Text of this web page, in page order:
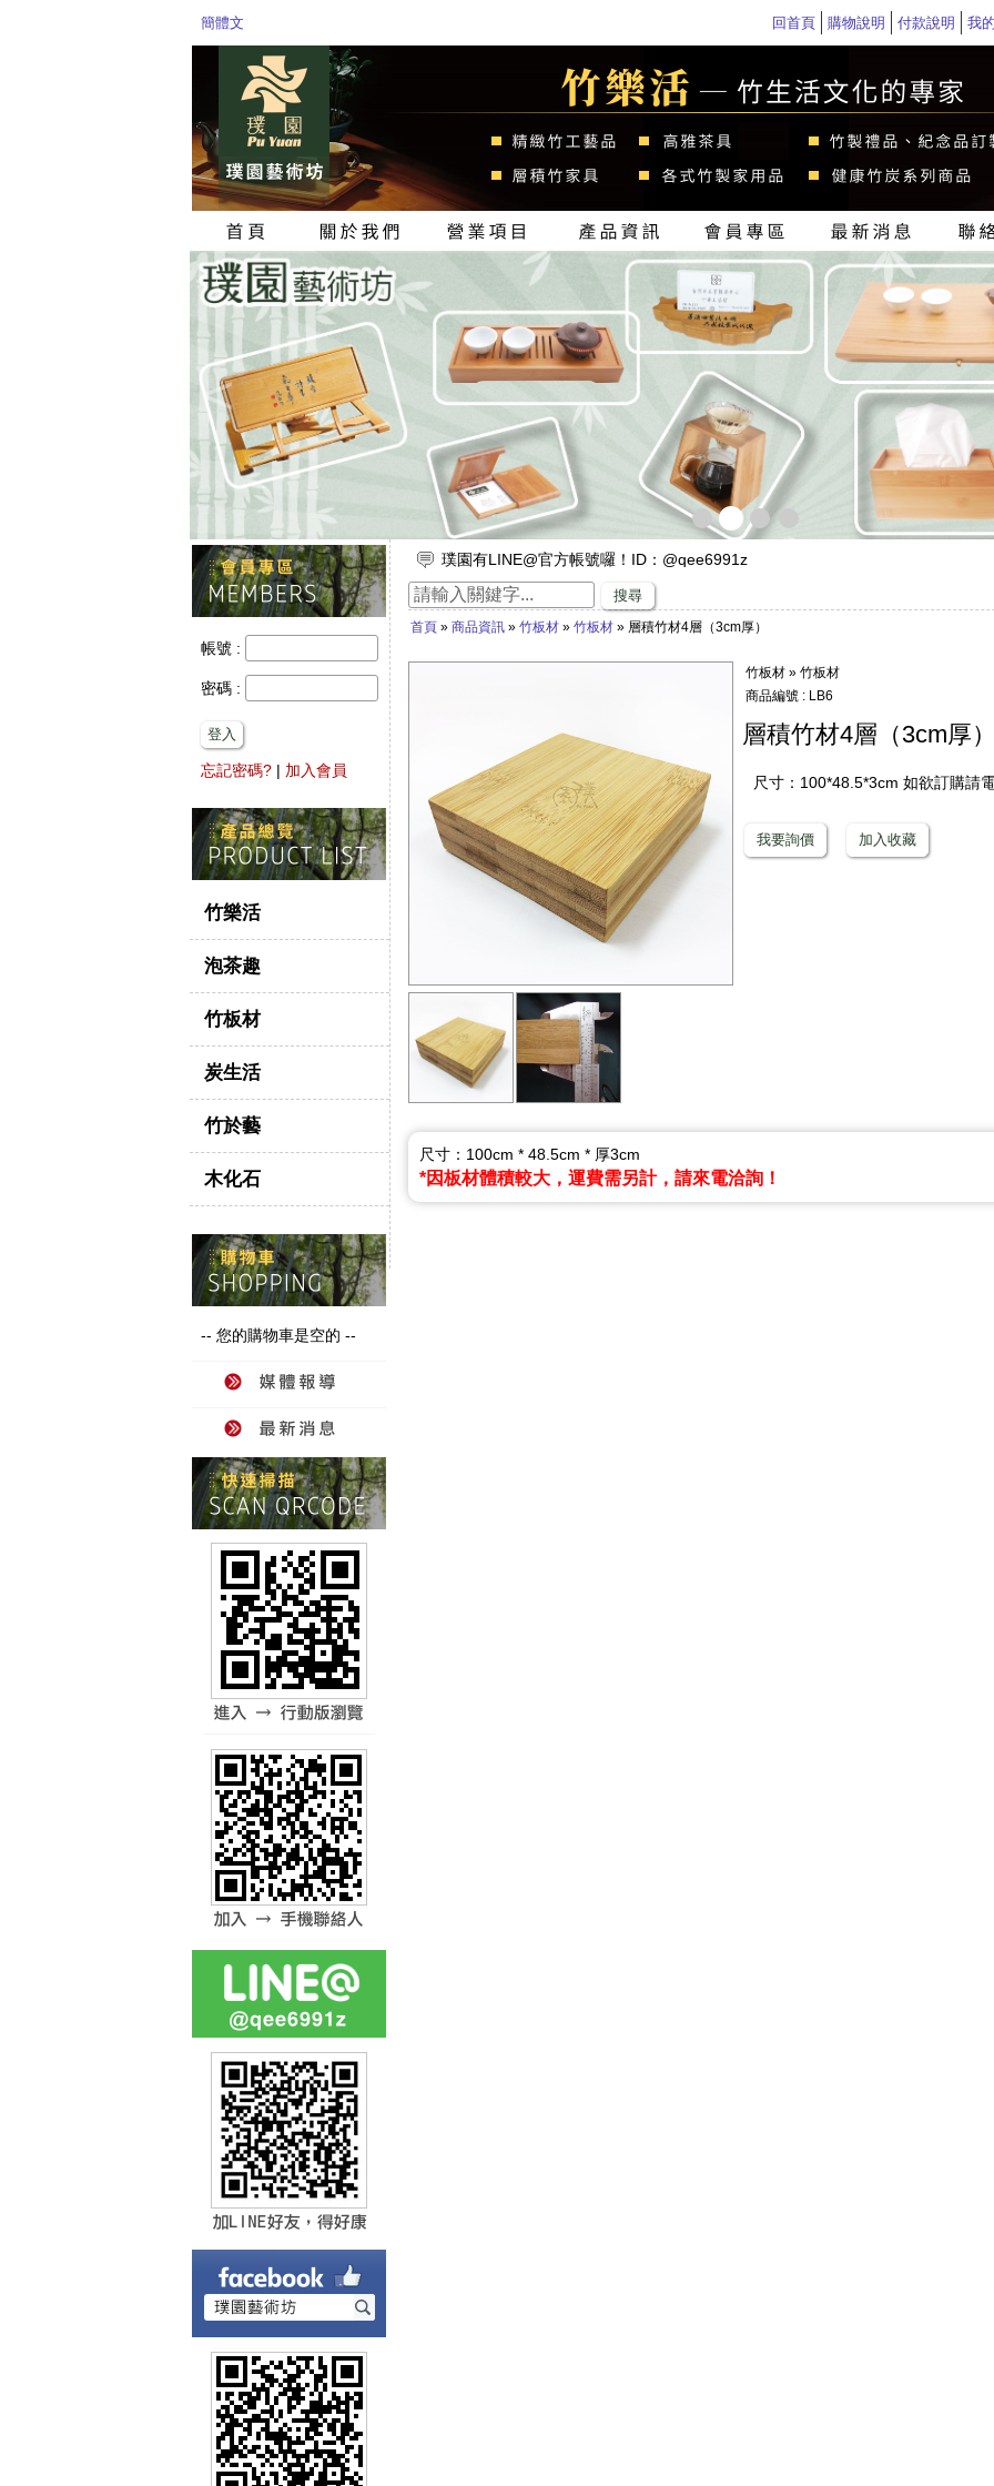
回首頁 購物說明 付款說明 我
簡體文
<
帳號 :
密碼 :
登入
忘記密碼? | 加入會員
竹樂活
泡茶趣
竹板材
炭生活
竹於藝
木化石
-- 您的購物車是空的 --
璞園有LINE@官方帳號囉！ID：@qee6991z
放假出遊，來竹山璞園享受一趟竹與木化石的自然之旅吧！
竹子的專家，有任何與竹相關的問題歡迎找璞園！
【舒浮沙發】隆重登場
想要一直賺嗎？快來璞園選購100cm的一直炭，讓您一直一直賺哦！
搜尋
首頁 » 商品資訊 » 竹板材 » 竹板材 » 層積竹材4層（3cm厚）
竹板材 » 竹板材
商品編號 : LB6
層積竹材4層（3cm厚
尺寸：100*48.5*3cm 如欲訂購請
我要詢價 加入收藏
尺寸：100cm * 48.5cm * 厚3cm
*因板材體積較大，運費需另計，請來電洽詢！